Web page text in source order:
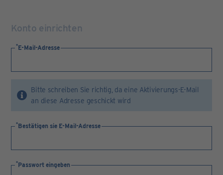
Konto einrichten
E-Mail-Adresse
Bitte schreiben Sie richtig, da eine Aktivierungs-E-Mail
an diese Adresse geschickt wird
Bestätigen sie E-Mail-Adresse
Passwort eingeben